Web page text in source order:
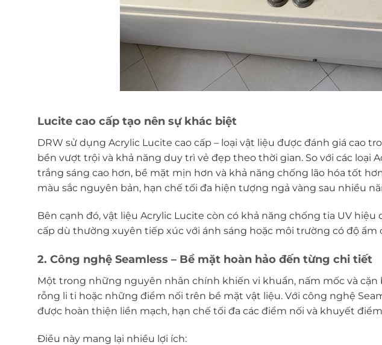
Lucite cao cấp tạo nên sự khác biệt
DRW sử dụng Acrylic Lucite cao cấp – loại vật liệu được đánh giá cao
bền vượt trội và khả năng duy trì vẻ đẹp theo thời gian. So với các loại
trắng sáng cao hơn, bề mặt mịn hơn và khả năng chống lão hóa tốt
màu sắc nguyên bản, hạn chế tối đa hiện tượng ngả vàng sau nhiều
Bên cạnh đó, vật liệu Acrylic Lucite còn có khả năng chống tia UV
cấp dù thường xuyên tiếp xúc với ánh sáng hoặc môi trường có độ ẩm
2. Công nghệ Seamless – Bề mặt hoàn hảo đến từng chi tiết
Một trong những nguyên nhân chính khiến vi khuẩn, nấm mốc và
rỗng li ti hoặc những điểm nối trên bề mặt vật liệu. Với công nghệ
được hoàn thiện liền mạch, hạn chế tối đa các điểm nối và khuyết
Điều này mang lại nhiều lợi ích: